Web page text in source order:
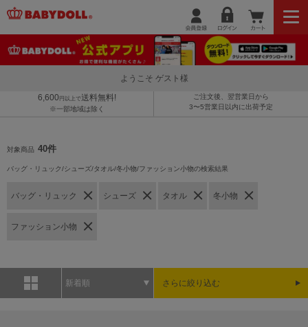
ようこそ ゲスト様
6,600 円以上で送料無料!
※一部地域は除く
ご注文後、翌営業日から
3〜5営業日以内に出荷予定
対象商品 40件
バッグ・リュック/シューズ/タオル/冬小物/ファッション小物の検索結果
バッグ・リュック シューズ タオル 冬小物
ファッション小物
新着順 さらに絞り込む